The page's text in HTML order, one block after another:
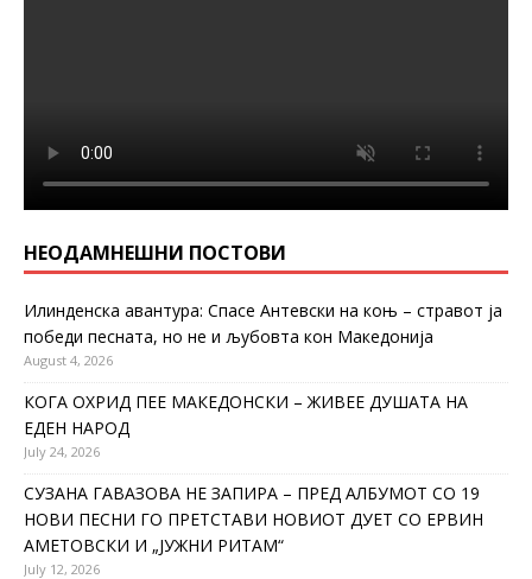
НЕОДАМНЕШНИ ПОСТОВИ
Илинденска авантура: Спасе Антевски на коњ – стравот ја
победи песната, но не и љубовта кон Македонија
August 4, 2026
КОГА ОХРИД ПЕЕ МАКЕДОНСКИ – ЖИВЕЕ ДУШАТА НА
ЕДЕН НАРОД
July 24, 2026
СУЗАНА ГАВАЗОВА НЕ ЗАПИРА – ПРЕД АЛБУМОТ СО 19
НОВИ ПЕСНИ ГО ПРЕТСТАВИ НОВИОТ ДУЕТ СО ЕРВИН
АМЕТОВСКИ И „ЈУЖНИ РИТАМ“
July 12, 2026